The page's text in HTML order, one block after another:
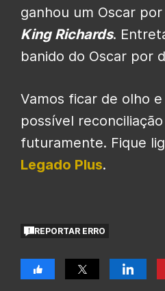
ganhou um Oscar
King Richards.
banido do Oscar por
Vamos ficar de olho
possível
futuramente. Fique
Legado Plus.
REPORTAR ERRO